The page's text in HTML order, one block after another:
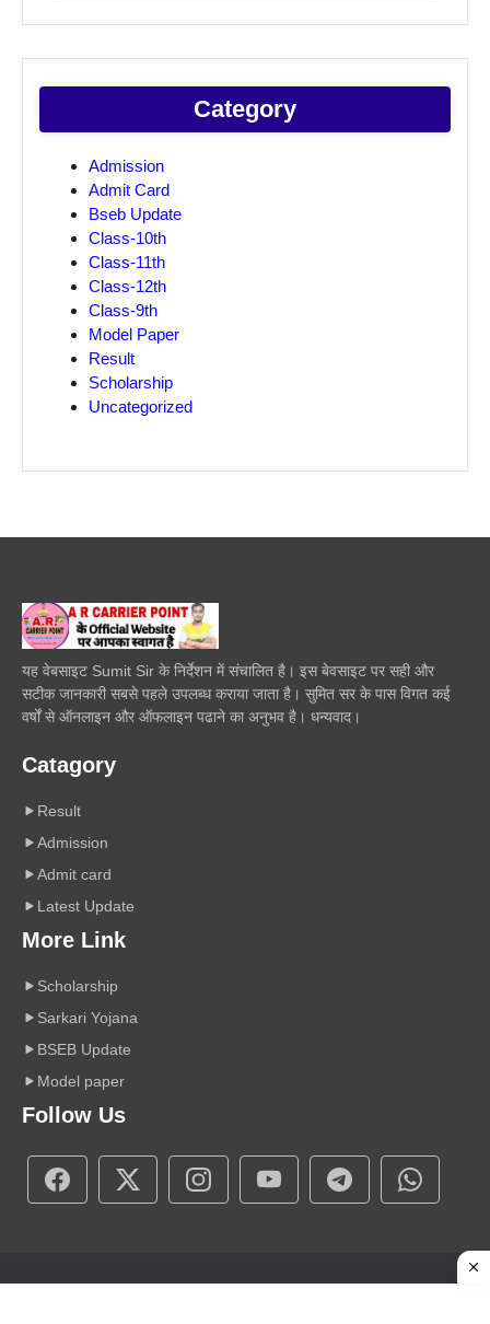
Category
Admission
Admit Card
Bseb Update
Class-10th
Class-11th
Class-12th
Class-9th
Model Paper
Result
Scholarship
Uncategorized
यह वेबसाइट Sumit Sir के निर्देशन में संचालित है। इस बेवसाइट पर सही और
सटीक जानकारी सबसे पहले उपलब्ध कराया जाता है। सुमित सर के पास विगत कई
वर्षों से ऑनलाइन और ऑफलाइन पढाने का अनुभव है। धन्यवाद।
Catagory
Result
Admission
Admit card
Latest Update
More Link
Scholarship
Sarkari Yojana
BSEB Update
Model paper
Follow Us